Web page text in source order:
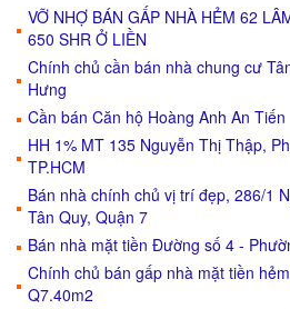
VỠ NHỢ BÁN GẤP NHÀ HẺM 62
650 SHR Ở LIỀN
Chính chủ cần bán nhà chung cư
Hưng
Cần bán Căn hộ Hoàng Anh An Tiến
HH 1% MT 135 Nguyễn Thị Thập,
TP.HCM
Bán nhà chính chủ vị trí đẹp, 286/1
Tân Quy, Quận 7
Bán nhà mặt tiền Đường số 4 -
Chính chủ bán gấp nhà mặt tiền
Q7.40m2